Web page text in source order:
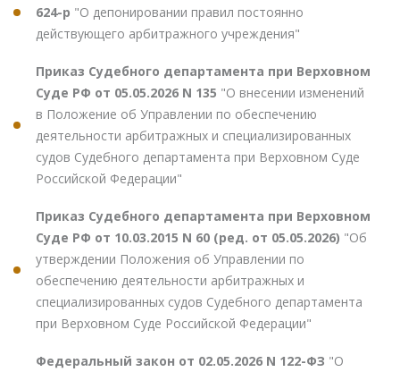
624-р "О депонировании правил постоянно
действующего арбитражного учреждения"
Приказ Судебного департамента при Верховном
Суде РФ от 05.05.2026 N 135 "О внесении изменений
в Положение об Управлении по обеспечению
деятельности арбитражных и специализированных
судов Судебного департамента при Верховном Суде
Российской Федерации"
Приказ Судебного департамента при Верховном
Суде РФ от 10.03.2015 N 60 (ред. от 05.05.2026) "Об
утверждении Положения об Управлении по
обеспечению деятельности арбитражных и
специализированных судов Судебного департамента
при Верховном Суде Российской Федерации"
Федеральный закон от 02.05.2026 N 122-ФЗ "О